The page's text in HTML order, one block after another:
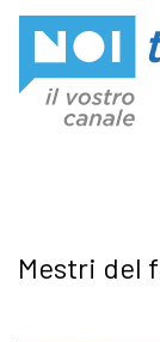
Mestri del